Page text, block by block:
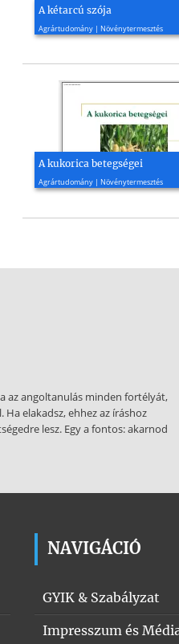
A kétarcú szója
Agrártudomány | Növénytermesztés
2004, 3 oldal
A kukorica betegségei
Agrártudomány | Növénytermesztés
2010, 14 oldal
az angoltanulás minden fortélyát,
elakadsz, ehhez az íráshoz
lesz. Egy a fontos: akarnod
NAVIGÁCIÓ
GYIK & Szabályzat
Impresszum és